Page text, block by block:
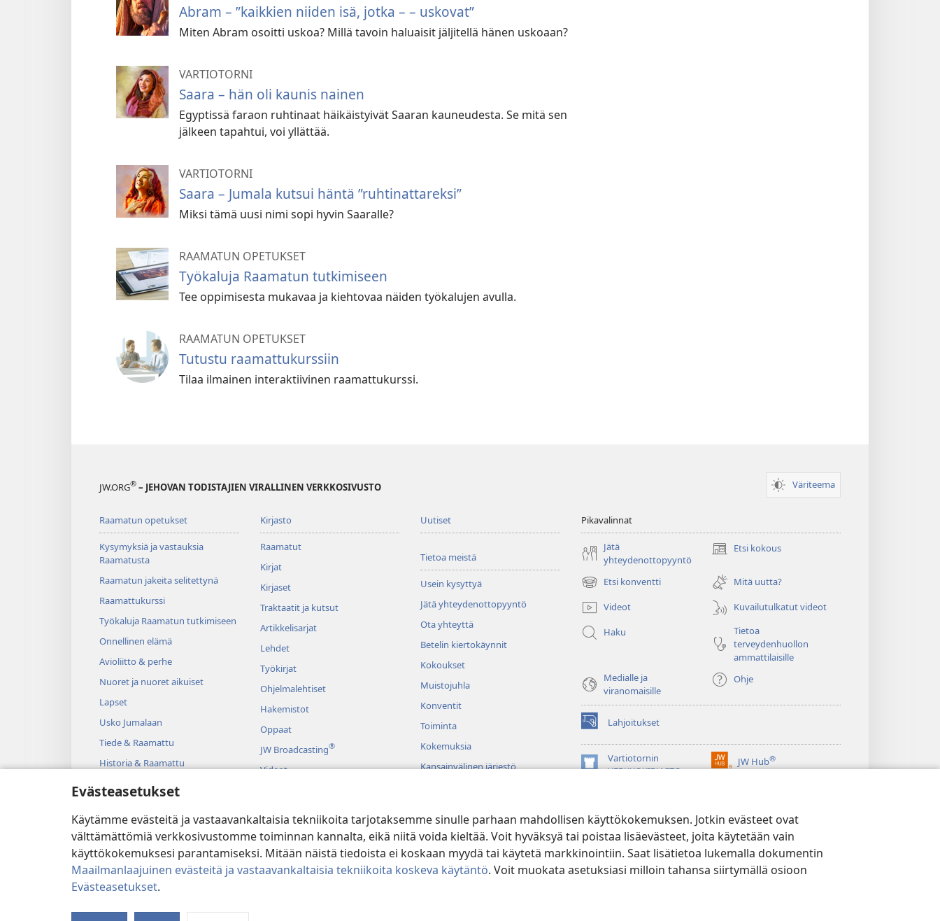
Evästeasetukset
Käytämme evästeitä ja vastaavankaltaisia tekniikoita tarjotaksemme sinulle parhaan mahdollisen käyttökokemuksen. Jotkin evästeet ovat
välttämättömiä verkkosivustomme toiminnan kannalta, eikä niitä voida kieltää. Voit hyväksyä tai poistaa lisäevästeet, joita käytetään vain
käyttökokemuksesi parantamiseksi. Mitään näistä tiedoista ei koskaan myydä tai käytetä markkinointiin. Saat lisätietoa lukemalla dokumentin
Maailmanlaajuinen evästeitä ja vastaavankaltaisia tekniikoita koskeva käytäntö. Voit muokata asetuksiasi milloin tahansa siirtymällä osioon
Evästeasetukset.
Abram – ”kaikkien niiden isä, jotka – – uskovat”
Miten Abram osoitti uskoa? Millä tavoin haluaisit jäljitellä hänen uskoaan?
VARTIOTORNI
Saara – hän oli kaunis nainen
Egyptissä faraon ruhtinaat häikäistyivät Saaran kauneudesta. Se mitä sen
jälkeen tapahtui, voi yllättää.
VARTIOTORNI
Saara – Jumala kutsui häntä ”ruhtinattareksi”
Miksi tämä uusi nimi sopi hyvin Saaralle?
RAAMATUN OPETUKSET
Työkaluja Raamatun tutkimiseen
Tee oppimisesta mukavaa ja kiehtovaa näiden työkalujen avulla.
RAAMATUN OPETUKSET
Tutustu raamattukurssiin
Tilaa ilmainen interaktiivinen raamattukurssi.
JW.ORG® – JEHOVAN TODISTAJIEN VIRALLINEN VERKKOSIVUSTO Väriteema
Raamatun opetukset
Kysymyksiä ja vastauksia
Raamatusta
Raamatun jakeita selitettynä
Raamattukurssi
Työkaluja Raamatun tutkimiseen
Onnellinen elämä
Avioliitto & perhe
Nuoret ja nuoret aikuiset
Lapset
Usko Jumalaan
Tiede & Raamattu
Historia & Raamattu
Kirjasto
Raamatut
Kirjat
Kirjaset
Traktaatit ja kutsut
Artikkelisarjat
Lehdet
Työkirjat
Ohjelmalehtiset
Hakemistot
Oppaat
JW Broadcasting®
Videot
Dramatisoitu raamatunluku
Uutiset
Tietoa meistä
Usein kysyttyä
Jätä yhteydenottopyyntö
Ota yhteyttä
Betelin kiertokäynnit
Kokoukset
Muistojuhla
Konventit
Toiminta
Kokemuksia
Kansainvälinen järjestö
Pikavalinnat
Jätä
yhteydenottopyyntö
Etsi kokous
(avaa
ikkunan)
Etsi konventti
(avaa
uuden
ikkunan)
Mitä uutta?
Videot
Kuvailutulkatut videot
Haku
Tietoa
terveydenhuollon
ammattilaisille
Medialle ja
viranomaisille
Ohje
Lahjoitukset
(avaa
uuden
ikkunan)Vartiotornin
VERKKOKIRJASTO
(avaa
JW Hub®
(avaa